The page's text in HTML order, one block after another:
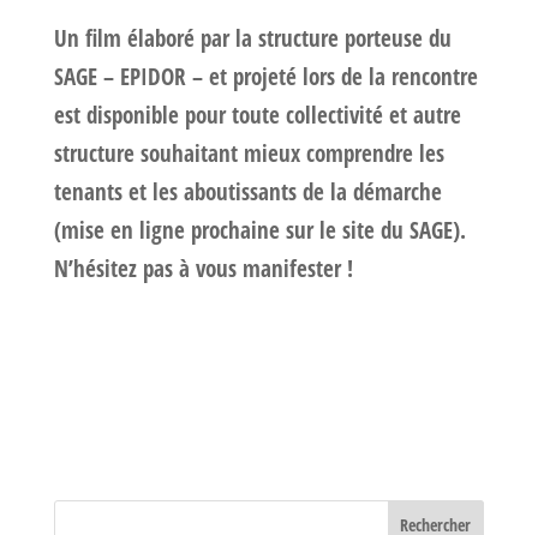
Un film élaboré par la structure porteuse du
SAGE – EPIDOR – et projeté lors de la rencontre
est disponible pour toute collectivité et autre
structure souhaitant mieux comprendre les
tenants et les aboutissants de la démarche
(mise en ligne prochaine sur le site du SAGE).
N’hésitez pas à vous manifester !